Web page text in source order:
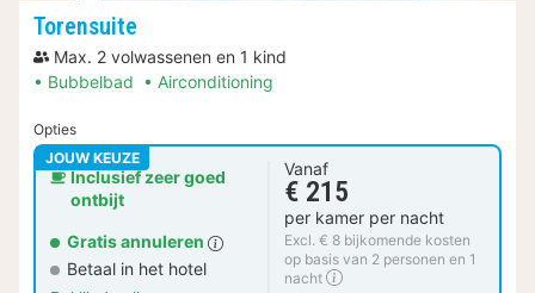
Torensuite
Max. 2 volwassenen en 1 kind
Bubbelbad
Airconditioning
Opties
JOUW KEUZE
Inclusief zeer goed
ontbijt
Gratis annuleren
Betaal in het hotel
Vanaf
€ 215
per kamer per nacht
Excl. € 8 bijkomende kosten
op basis van 2 personen en 1
nacht